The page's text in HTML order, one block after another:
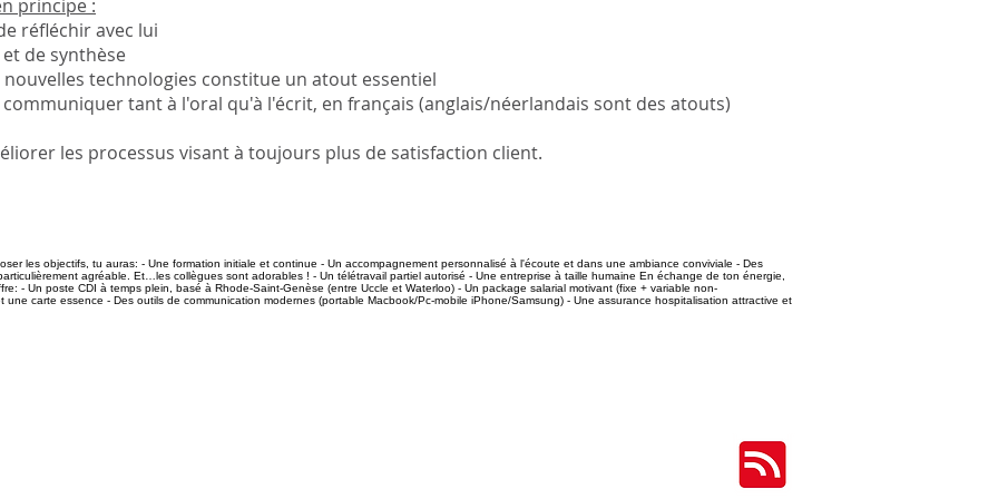
principe :
réfléchir avec lui
de synthèse
technologies constitue un atout essentiel
tant à l'oral qu'à l'écrit, en français (anglais/néerlandais sont des atouts)
les processus visant à toujours plus de satisfaction client.
les objectifs, tu auras: - Une formation initiale et continue - Un accompagnement personnalisé à l'écoute et dans une ambiance conviviale - Des
agréable. Et…les collègues sont adorables ! - Un télétravail partiel autorisé - Une entreprise à taille humaine En échange de ton énergie,
- Un poste CDI à temps plein, basé à Rhode-Saint-Genèse (entre Uccle et Waterloo) - Un package salarial motivant (fixe + variable non-
carte essence - Des outils de communication modernes (portable Macbook/Pc-mobile iPhone/Samsung) - Une assurance hospitalisation attractive et